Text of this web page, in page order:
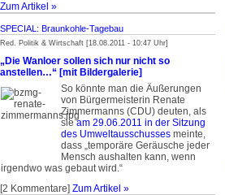
Zum Artikel »
SPECIAL: Braunkohle-Tagebau
Red. Politik & Wirtschaft [18.08.2011 - 10:47 Uhr]
„Die Wanloer sollen sich nur nicht so
anstellen…“ [mit Bildergalerie]
So könnte man die Äußerungen
von Bürgermeisterin Renate
Zimmermanns (CDU) deuten, als
sieam 29.06.2011 in der Sitzung
des Umweltausschusses meinte,
dass „temporäre Geräusche jeder
Mensch aushalten kann, wenn
irgendwo was gebaut wird.“
[2 Kommentare] Zum Artikel »